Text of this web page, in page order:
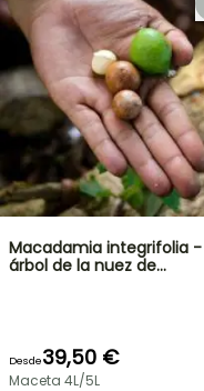
Macadamia integrifolia -
árbol de la nuez de…
Desde39,50 €
Maceta 4L/5L